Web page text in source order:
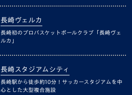
長崎ヴェルカ
長崎初のプロバスケットボールクラブ「長崎ヴェ
ルカ」
長崎スタジアムシティ
長崎駅から徒歩約10分！サッカースタジアムを中
心とした大型複合施設